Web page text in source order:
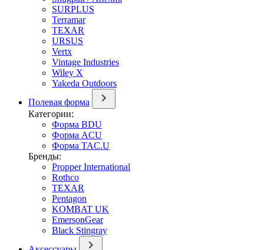
SURPLUS
Terramar
TEXAR
URSUS
Vertx
Vintage Industries
Wiley X
Yakeda Outdoors
Полевая форма
Категории:
Форма BDU
Форма ACU
Форма TAC.U
Бренды:
Propper International
Rothco
TEXAR
Pentagon
KOMBAT UK
EmersonGear
Black Stingray